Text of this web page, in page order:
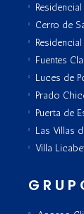
Cerro de
Fuentes
Luces de
Prado
Puerta de
Las Villas
Villa